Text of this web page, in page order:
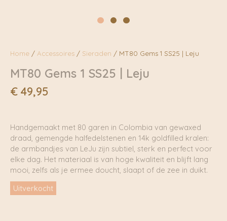
Home / Accessoires / Sieraden / MT80 Gems 1 SS25 | Leju
MT80 Gems 1 SS25 | Leju
€ 49,95
Handgemaakt met 80 garen in Colombia van gewaxed
draad, gemengde halfedelstenen en 14k goldfilled kralen:
de armbandjes van LeJu zijn subtiel, sterk en perfect voor
elke dag. Het materiaal is van hoge kwaliteit en blijft lang
mooi, zelfs als je ermee doucht, slaapt of de zee in duikt.
Uitverkocht